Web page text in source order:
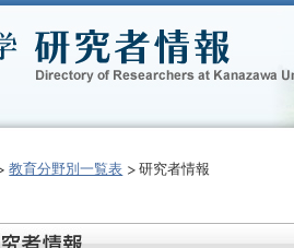
教育分野別一覧表 研究者情報